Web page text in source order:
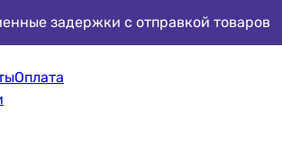
задержки с отправкой товаров
Оплата